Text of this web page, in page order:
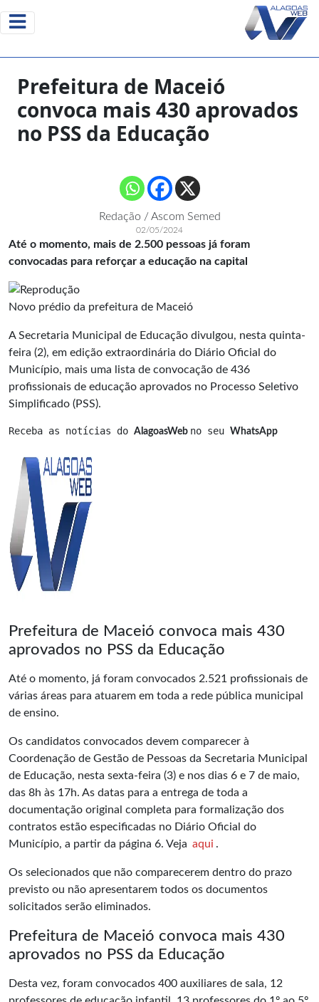
Prefeitura de Maceió
convoca mais 430 aprovados
no PSS da Educação
Redação / Ascom Semed
02/05/2024
Até o momento, mais de 2.500 pessoas já foram
convocadas para reforçar a educação na capital
Novo prédio da prefeitura de Maceió
A Secretaria Municipal de Educação divulgou, nesta quinta-
feira (2), em edição extraordinária do Diário Oficial do
Município, mais uma lista de convocação de 436
profissionais de educação aprovados no Processo Seletivo
Simplificado (PSS).
Receba as notícias do AlagoasWeb no seu WhatsApp
Prefeitura de Maceió convoca mais 430
aprovados no PSS da Educação
Até o momento, já foram convocados 2.521 profissionais de
várias áreas para atuarem em toda a rede pública municipal
de ensino.
Os candidatos convocados devem comparecer à
Coordenação de Gestão de Pessoas da Secretaria Municipal
de Educação, nesta sexta-feira (3) e nos dias 6 e 7 de maio,
das 8h às 17h. As datas para a entrega de toda a
documentação original completa para formalização dos
contratos estão especificadas no Diário Oficial do
Município, a partir da página 6. Veja aqui .
Os selecionados que não comparecerem dentro do prazo
previsto ou não apresentarem todos os documentos
solicitados serão eliminados.
Prefeitura de Maceió convoca mais 430
aprovados no PSS da Educação
Desta vez, foram convocados 400 auxiliares de sala, 12